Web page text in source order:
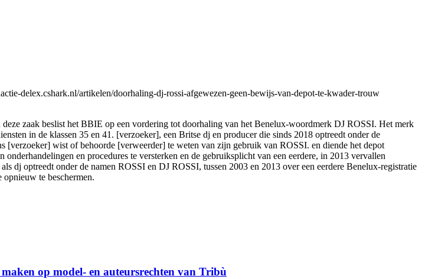
delex.cshark.nl/artikelen/doorhaling-dj-rossi-afgewezen-geen-bewijs-van-depot-te-kwader-trouw
deze zaak beslist het BBIE op een vordering tot doorhaling van het Benelux-woordmerk DJ ROSSI. Het merk
in de klassen 35 en 41. [verzoeker], een Britse dj en producer die sinds 2018 optreedt onder de
[verzoeker] wist of behoorde [verweerder] te weten van zijn gebruik van ROSSI. en diende het depot
en procedures te versterken en de gebruiksplicht van een eerdere, in 2013 vervallen
dj optreedt onder de namen ROSSI en DJ ROSSI, tussen 2003 en 2013 over een eerdere Benelux-registratie
opnieuw te beschermen.
op model- en auteursrechten van Tribù